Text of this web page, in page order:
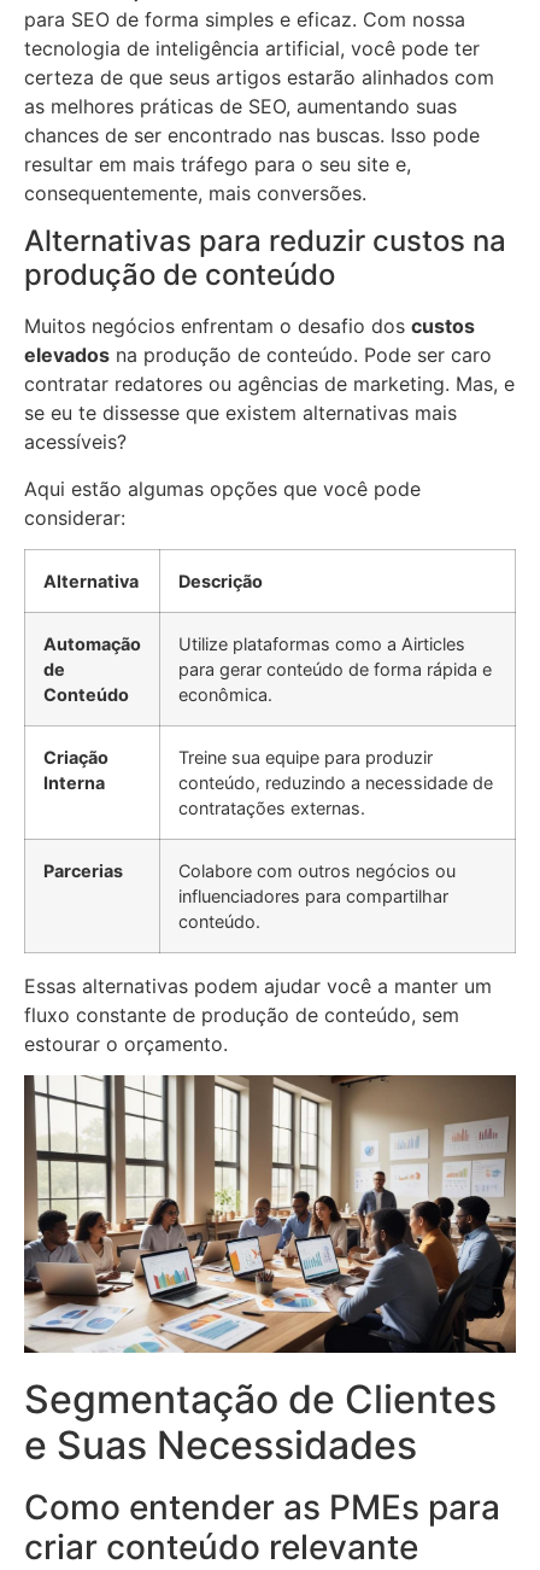
para SEO de forma simples e eficaz. Com nossa
tecnologia de inteligência artificial, você pode ter
certeza de que seus artigos estarão alinhados com
as melhores práticas de SEO, aumentando suas
chances de ser encontrado nas buscas. Isso pode
resultar em mais tráfego para o seu site e,
consequentemente, mais conversões.
Alternativas para reduzir custos na
produção de conteúdo
Muitos negócios enfrentam o desafio dos custos
elevados na produção de conteúdo. Pode ser caro
contratar redatores ou agências de marketing. Mas, e
se eu te dissesse que existem alternativas mais
acessíveis?
Aqui estão algumas opções que você pode
considerar:
Alternativa Descrição
Automação
de
Conteúdo
Utilize plataformas como a Airticles
para gerar conteúdo de forma rápida e
econômica.
Criação
Interna
Treine sua equipe para produzir
conteúdo, reduzindo a necessidade de
contratações externas.
Parcerias
Colabore com outros negócios ou
influenciadores para compartilhar
conteúdo.
Essas alternativas podem ajudar você a manter um
fluxo constante de produção de conteúdo, sem
estourar o orçamento.
Segmentação de Clientes
e Suas Necessidades
Como entender as PMEs para
criar conteúdo relevante